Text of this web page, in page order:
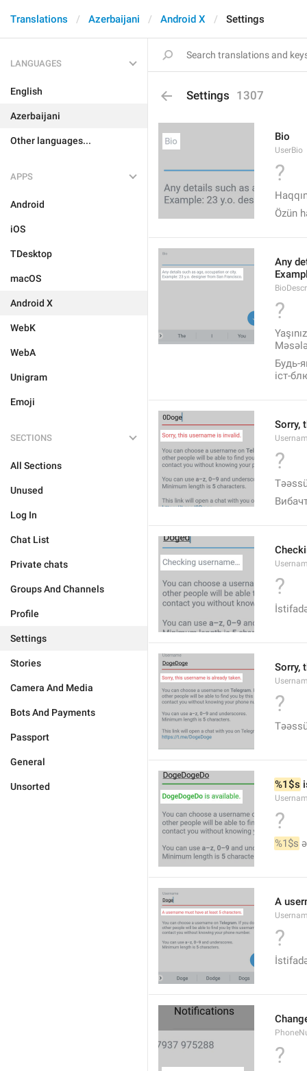
Translations Azerbaijani Android X Settings
LANGUAGES
English
Azerbaijani
Other languages...
APPS
Android
iOS
TDesktop
macOS
Android X
WebK
WebA
Unigram
Emoji
SECTIONS
All Sections
Unused
Log In
Chat List
Private chats
Groups And Channels
Profile
Settings
Stories
Camera And Media
Bots And Payments
Passport
General
Unsorted
Settings 1307
Bio
UserBio
?
Özün
Any
?
Будь-
іст-
Sorry,
?
?
Sorry,
?
%1$s
?
%1$s
A
?
?